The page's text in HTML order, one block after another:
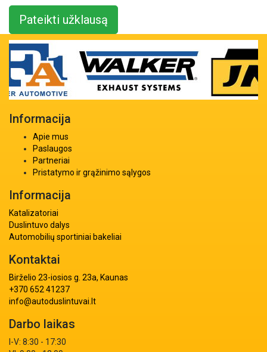
Pateikti užklausą
Informacija
Apie mus
Paslaugos
Partneriai
Pristatymo ir grąžinimo sąlygos
Informacija
Katalizatoriai
Duslintuvo dalys
Automobilių sportiniai bakeliai
Kontaktai
Birželio 23-iosios g. 23a, Kaunas
+370 652 41237
info@autoduslintuvai.lt
Darbo laikas
I-V: 8:30 - 17:30